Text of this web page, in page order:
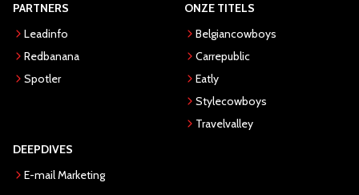
PARTNERS
Leadinfo
Redbanana
Spotler
ONZE TITELS
Belgiancowboys
Carrepublic
Eatly
Stylecowboys
Travelvalley
DEEPDIVES
E-mail Marketing